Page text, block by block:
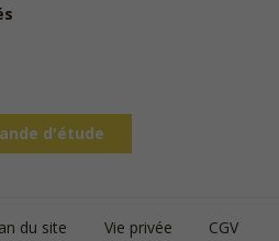
d'étude
du site Vie privée CGV